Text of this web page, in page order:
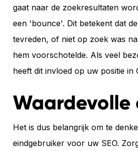
gaat naar de zoekresultaten
een 'bounce'. Dit betekent dat
tevreden, of niet op zoek was
hem voorschotelde. Als veel
heeft dit invloed op uw positie in
Waardevolle
Het is dus belangrijk om te
eindgebruiker voor uw SEO.